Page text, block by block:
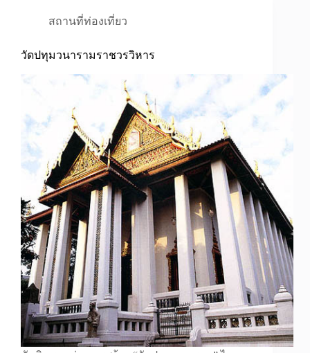
สถานที่ท่องเที่ยว
วัดปทุมวนารามราชวรวิหาร